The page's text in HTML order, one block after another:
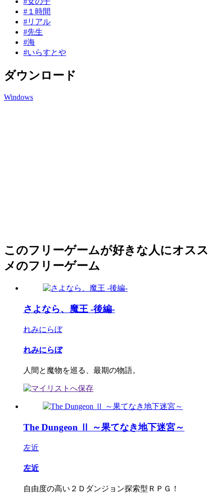
#１時間
#リアル
#先生
#海
#いらすとや
ダウンロード
Windows
このフリーゲームが好きな人にオスス
メのフリーゲーム
さよなら、魔王 -後編-
れみにらぼ
れみにらぼ
人間と魔物を巡る、最期の物語。
The Dungeon Ⅱ ～果てなき地下迷宮～
左近
左近
自由度の高い２Ｄダンジョン探索型ＲＰＧ！